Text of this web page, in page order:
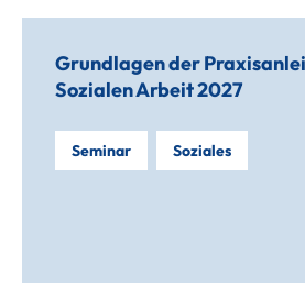
Grundlagen der
Sozialen Arbeit 2027
Seminar Soziales